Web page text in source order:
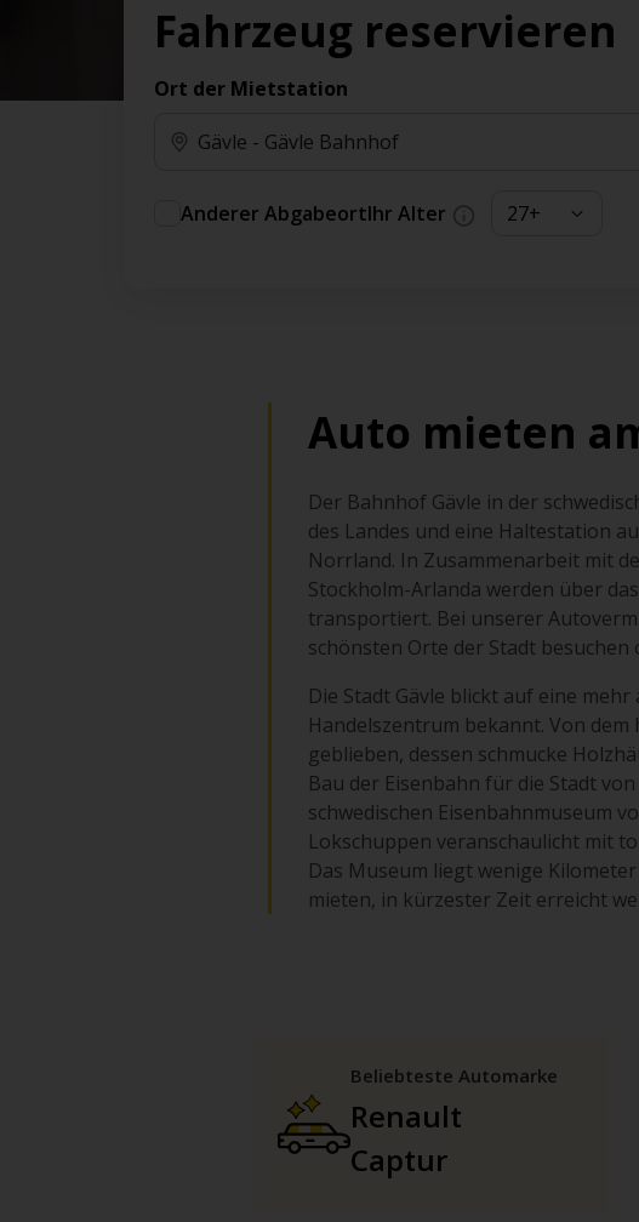
Vorteilen und Prämien an.
Sie können direkt zu Ihrem Auto gehen, ohne
An ausgewählten Standorten erhältlich.
Fahrzeug reservieren
Ort der Mietstation
Anderer AbgabeortIhr Alter
Auto mieten
Der Bahnhof Gävle in der
des Landes und eine Haltestation
Norrland. In Zusammenarbeit mit
Stockholm-Arlanda werden über
transportiert. Bei unserer
schönsten Orte der Stadt
Die Stadt Gävle blickt auf eine
Handelszentrum bekannt. Von
geblieben, dessen schmucke
Bau der Eisenbahn für die Stadt
schwedischen Eisenbahnmuseum
Lokschuppen veranschaulicht mit
Das Museum liegt wenige
mieten, in kürzester Zeit erreicht
Beliebteste Automarke
Renault
Captur